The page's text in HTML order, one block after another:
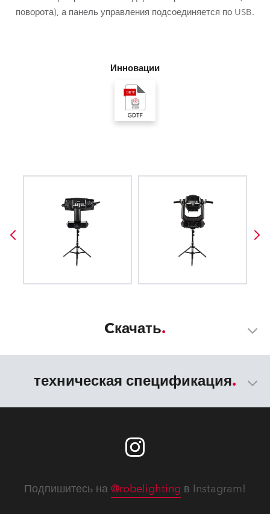
поворота), а панель управления подсоединяется по USB.
Инновации
Cкачать
техническая спецификация
Подпишитесь на @robelighting в Instagram!